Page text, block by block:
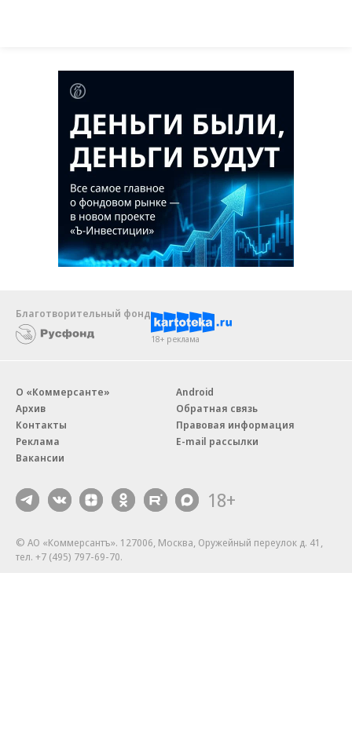
Благотворительный фонд
18+ реклама
О «Коммерсанте»
Архив
Контакты
Реклама
Вакансии
Android
Обратная связь
Правовая информация
E-mail рассылки
18+
© АО «Коммерсантъ». 127006, Москва, Оружейный переулок д. 41,
тел. +7 (495) 797-69-70.